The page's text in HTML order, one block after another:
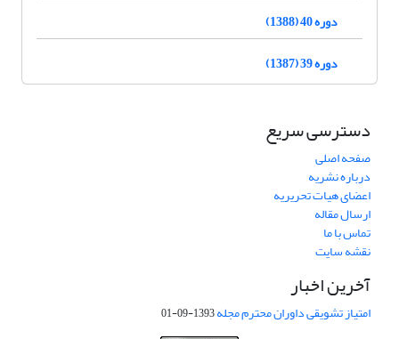
دوره 40 (1388)
دوره 39 (1387)
دسترسی سریع
صفحه اصلی
درباره نشریه
اعضای هیات تحریریه
ارسال مقاله
تماس با ما
نقشه سایت
آخرین اخبار
امتیاز تشویقی داوران محترم مجله1393-09-01